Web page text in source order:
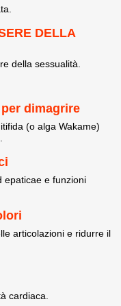
DELLA
della sessualità.
per dimagrire
(o alga Wakame)
epaticae e funzioni
articolazioni e ridurre il
cardiaca.